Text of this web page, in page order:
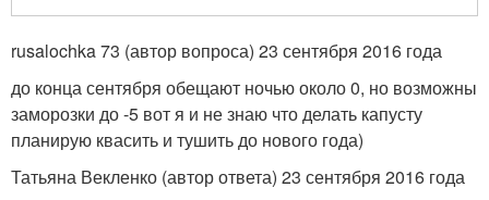
rusalochka 73 (автор вопроса) 23 сентября 2016 года
до конца сентября обещают ночью около 0, но возможны
заморозки до -5 вот я и не знаю что делать капусту
планирую квасить и тушить до нового года)
Татьяна Векленко (автор ответа) 23 сентября 2016 года